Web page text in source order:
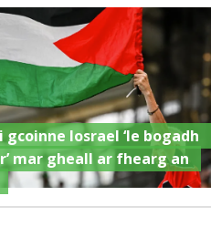
gcoinne Iosrael ‘le bogadh
mar gheall ar fhearg an